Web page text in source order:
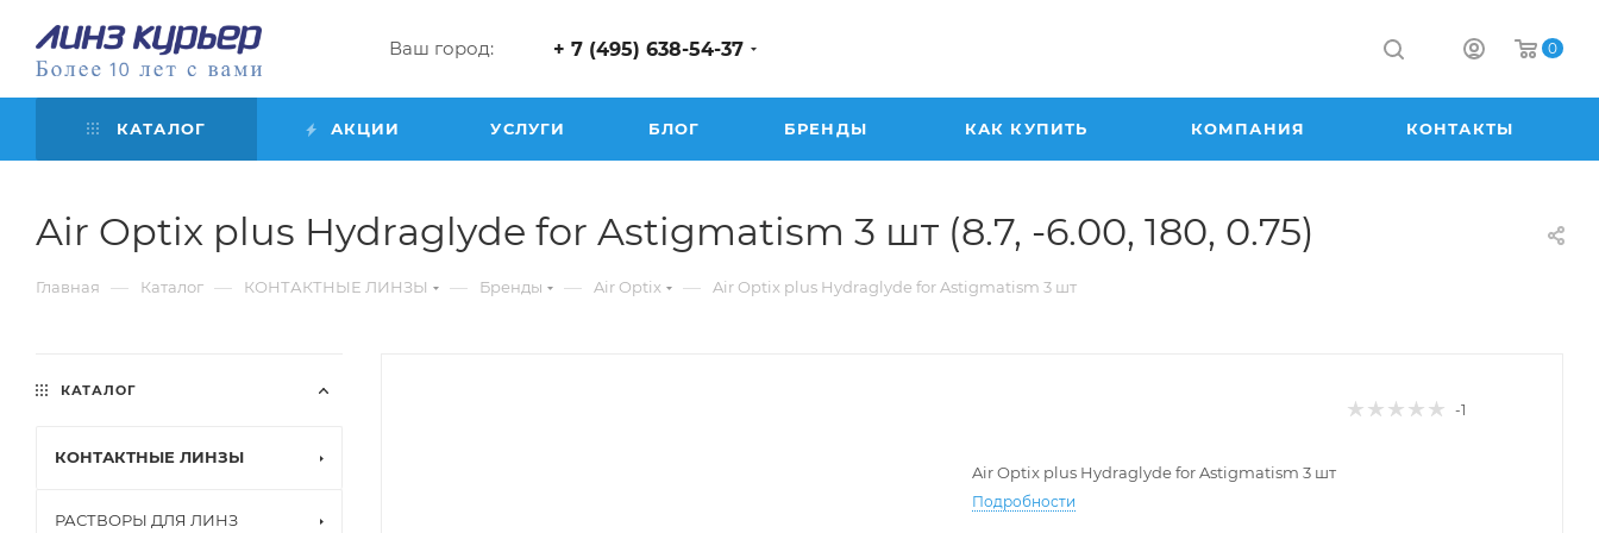
Ваш город: + 7 (495) 638-54-37 0
КАТАЛОГ АКЦИИ УСЛУГИ БЛОГ БРЕНДЫ КАК КУПИТЬ КОМПАНИЯ КОНТАКТЫ
Air Optix plus Hydraglyde for Astigmatism 3 шт (8.7, -6.00, 180, 0.75)
Главная — Каталог — КОНТАКТНЫЕ ЛИНЗЫ — Бренды — Air Optix — Air Optix plus Hydraglyde for Astigmatism 3 шт
-1
Air Optix plus Hydraglyde for Astigmatism 3 шт
Подробности
КАТАЛОГ
КОНТАКТНЫЕ ЛИНЗЫ
РАСТВОРЫ ДЛЯ ЛИНЗ